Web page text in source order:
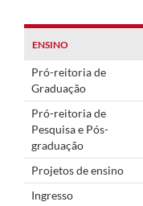
ENSINO
Pró-reitoria de
Graduação
Pró-reitoria de
Pesquisa e Pós-
graduação
Projetos de ensino
Ingresso